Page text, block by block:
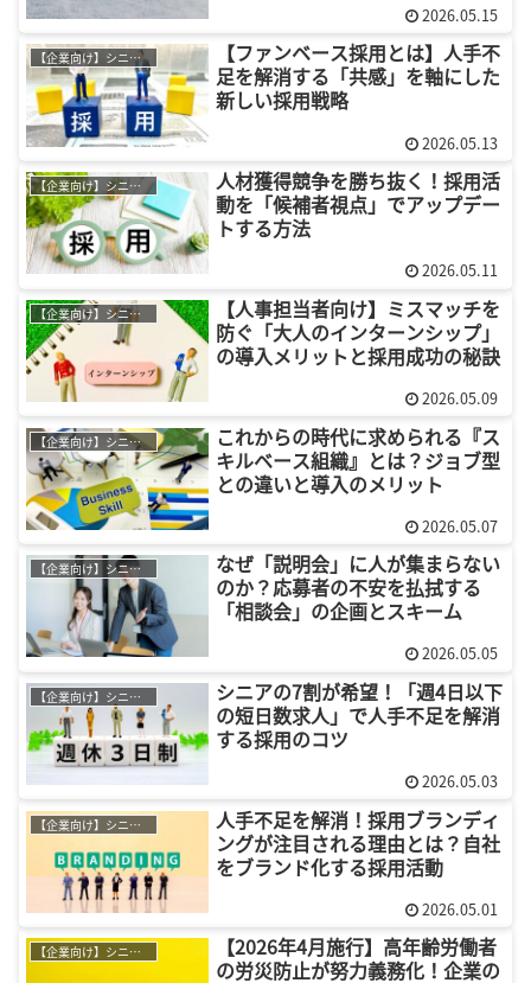
2026.05.15
【企業向け】シニア採用
【ファンベース採用とは】人手不
足を解消する「共感」を軸にした
新しい採用戦略
2026.05.13
【企業向け】シニア採用
人材獲得競争を勝ち抜く！採用活
動を「候補者視点」でアップデー
トする方法
2026.05.11
【企業向け】シニア採用
【人事担当者向け】ミスマッチを
防ぐ「大人のインターンシップ」
の導入メリットと採用成功の秘訣
2026.05.09
【企業向け】シニア採用
これからの時代に求められる『ス
キルベース組織』とは？ジョブ型
との違いと導入のメリット
2026.05.07
【企業向け】シニア採用
なぜ「説明会」に人が集まらない
のか？応募者の不安を払拭する
「相談会」の企画とスキーム
2026.05.05
【企業向け】シニア採用
シニアの7割が希望！「週4日以下
の短日数求人」で人手不足を解消
する採用のコツ
2026.05.03
【企業向け】シニア採用
人手不足を解消！採用ブランディ
ングが注目される理由とは？自社
をブランド化する採用活動
2026.05.01
【企業向け】シニア採用
【2026年4月施行】高年齢労働者
の労災防止が努力義務化！企業の